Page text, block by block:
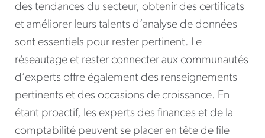
des tendances du secteur, obtenir des certificats
et améliorer leurs talents d’analyse de données
sont essentiels pour rester pertinent. Le
réseautage et rester connecter aux communautés
d’experts offre également des renseignements
pertinents et des occasions de croissance. En
étant proactif, les experts des finances et de la
comptabilité peuvent se placer en tête de file